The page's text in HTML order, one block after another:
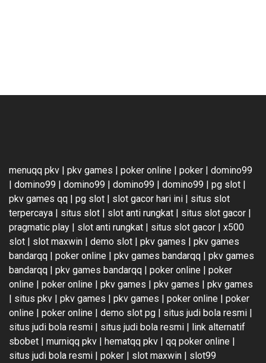
menuqq pkv | pkv games | poker online | poker | domino99
| domino99 | domino99 | domino99 | domino99 | pg slot |
pkv games qq | pg slot | slot gacor hari ini | situs slot
terpercaya | situs slot | slot anti rungkat | situs slot gacor |
pragmatic play | slot anti rungkat | situs slot gacor | x500
slot | slot maxwin | demo slot | pkv games | pkv games
bandarqq | poker online | pkv games bandarqq | pkv games
bandarqq | pkv games bandarqq | poker online | poker
online | poker online | pkv games | pkv games | pkv games
| situs pkv | pkv games | pkv games | poker online | poker
online | poker online | demo slot pg | situs judi bola resmi |
situs judi bola resmi | situs judi bola resmi | link alternatif
sbobet | murniqq pkv | hematqq pkv | qq poker online |
situs judi bola resmi | poker | slot maxwin | slot99